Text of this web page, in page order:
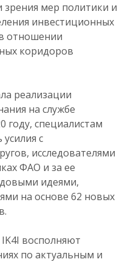
зрения мер политики и
инвестиционных
отношении
коридоров
реализации
на службе
году, специалистам
с
исследователями
ФАО и за ее
идеями,
на основе 62 новых
восполняют
по актуальным и